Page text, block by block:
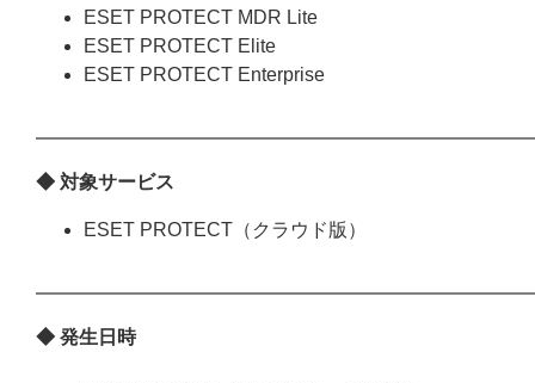
ESET PROTECT MDR Lite
ESET PROTECT Elite
ESET PROTECT Enterprise
◆ 対象サービス
ESET PROTECT（クラウド版）
◆ 発生日時